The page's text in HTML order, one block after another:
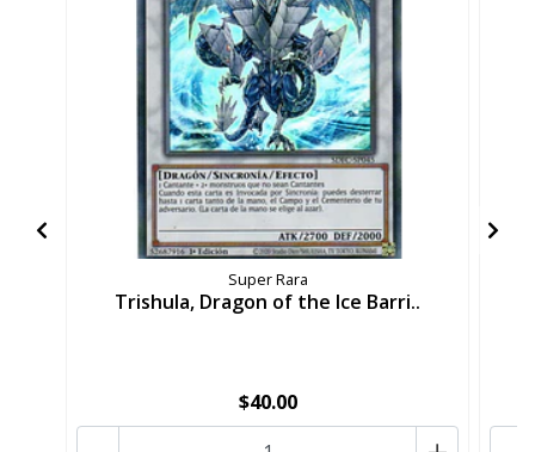
Super Rara
Trishula, Dragon of the Ice Barri..
$40.00